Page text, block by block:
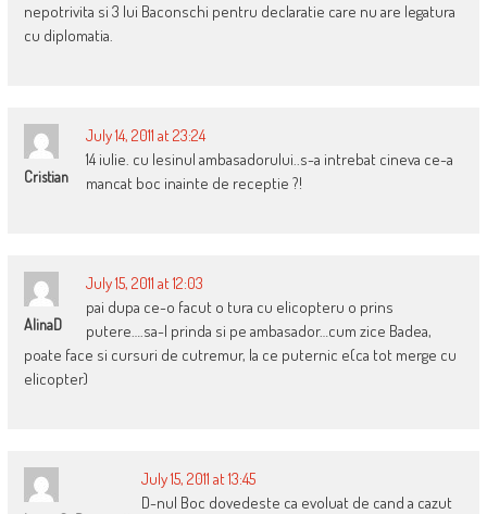
nepotrivita si 3 lui Baconschi pentru declaratie care nu are legatura
cu diplomatia.
Cristian
July 14, 2011 at 23:24
14 iulie. cu lesinul ambasadorului..s-a intrebat cineva ce-a
mancat boc inainte de receptie ?!
AlinaD
July 15, 2011 at 12:03
pai dupa ce-o facut o tura cu elicopteru o prins
putere….sa-l prinda si pe ambasador…cum zice Badea,
poate face si cursuri de cutremur, la ce puternic e(ca tot merge cu
elicopter)
July 15, 2011 at 13:45
D-nul Boc dovedeste ca evoluat de cand a cazut